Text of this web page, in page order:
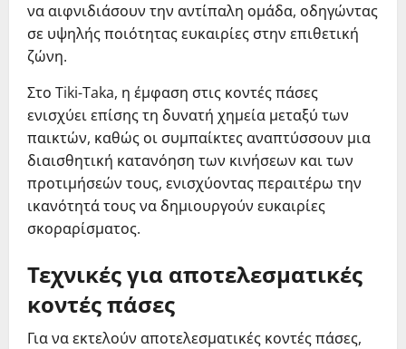
να αιφνιδιάσουν την αντίπαλη ομάδα, οδηγώντας
σε υψηλής ποιότητας ευκαιρίες στην επιθετική
ζώνη.
Στο Tiki-Taka, η έμφαση στις κοντές πάσες
ενισχύει επίσης τη δυνατή χημεία μεταξύ των
παικτών, καθώς οι συμπαίκτες αναπτύσσουν μια
διαισθητική κατανόηση των κινήσεων και των
προτιμήσεών τους, ενισχύοντας περαιτέρω την
ικανότητά τους να δημιουργούν ευκαιρίες
σκοραρίσματος.
Τεχνικές για αποτελεσματικές
κοντές πάσες
Για να εκτελούν αποτελεσματικές κοντές πάσες,